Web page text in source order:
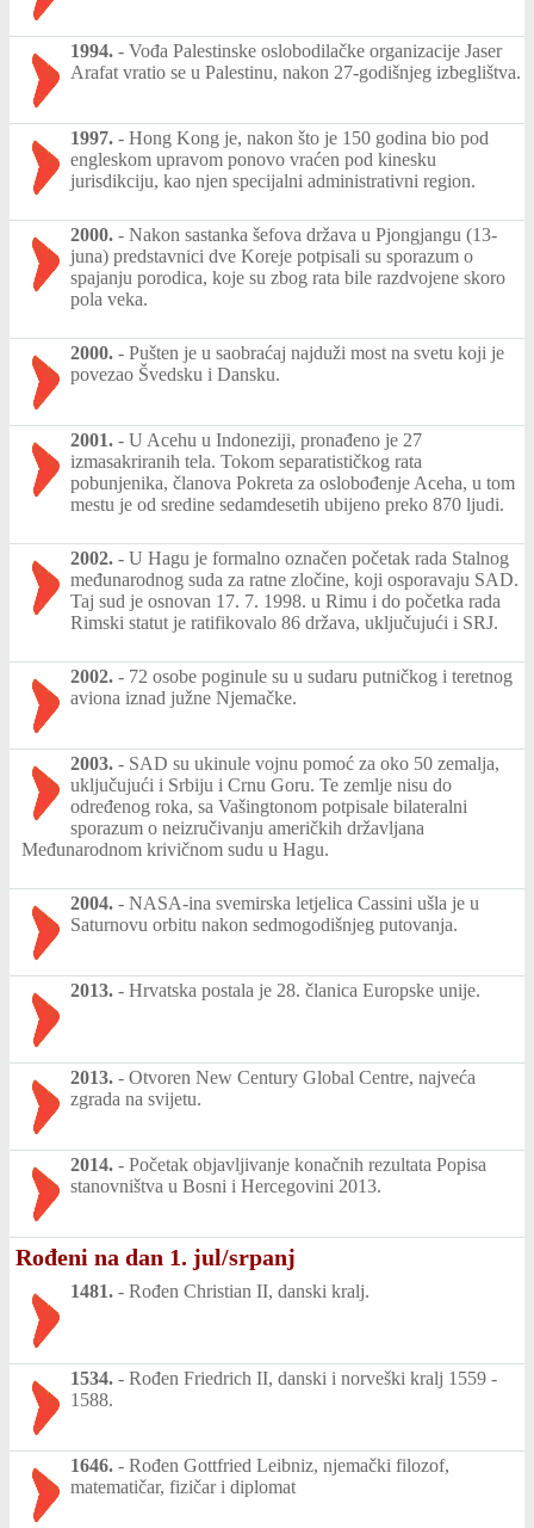
1994. - Vođa Palestinske oslobodilačke organizacije Jaser
Arafat vratio se u Palestinu, nakon 27-godišnjeg izbeglištva.
1997. - Hong Kong je, nakon što je 150 godina bio pod
engleskom upravom ponovo vraćen pod kinesku
jurisdikciju, kao njen specijalni administrativni region.
2000. - Nakon sastanka šefova država u Pjongjangu (13-
juna) predstavnici dve Koreje potpisali su sporazum o
spajanju porodica, koje su zbog rata bile razdvojene skoro
pola veka.
2000. - Pušten je u saobraćaj najduži most na svetu koji je
povezao Švedsku i Dansku.
2001. - U Acehu u Indoneziji, pronađeno je 27
izmasakriranih tela. Tokom separatističkog rata
pobunjenika, članova Pokreta za oslobođenje Aceha, u tom
mestu je od sredine sedamdesetih ubijeno preko 870 ljudi.
2002. - U Hagu je formalno označen početak rada Stalnog
međunarodnog suda za ratne zločine, koji osporavaju SAD.
Taj sud je osnovan 17. 7. 1998. u Rimu i do početka rada
Rimski statut je ratifikovalo 86 država, uključujući i SRJ.
2002. - 72 osobe poginule su u sudaru putničkog i teretnog
aviona iznad južne Njemačke.
2003. - SAD su ukinule vojnu pomoć za oko 50 zemalja,
uključujući i Srbiju i Crnu Goru. Te zemlje nisu do
određenog roka, sa Vašingtonom potpisale bilateralni
sporazum o neizručivanju američkih državljana
Međunarodnom krivičnom sudu u Hagu.
2004. - NASA-ina svemirska letjelica Cassini ušla je u
Saturnovu orbitu nakon sedmogodišnjeg putovanja.
2013. - Hrvatska postala je 28. članica Europske unije.
2013. - Otvoren New Century Global Centre, najveća
zgrada na svijetu.
2014. - Početak objavljivanje konačnih rezultata Popisa
stanovništva u Bosni i Hercegovini 2013.
Rođeni na dan 1. jul/srpanj
1481. - Rođen Christian II, danski kralj.
1534. - Rođen Friedrich II, danski i norveški kralj 1559 -
1588.
1646. - Rođen Gottfried Leibniz, njemački filozof,
matematičar, fizičar i diplomat